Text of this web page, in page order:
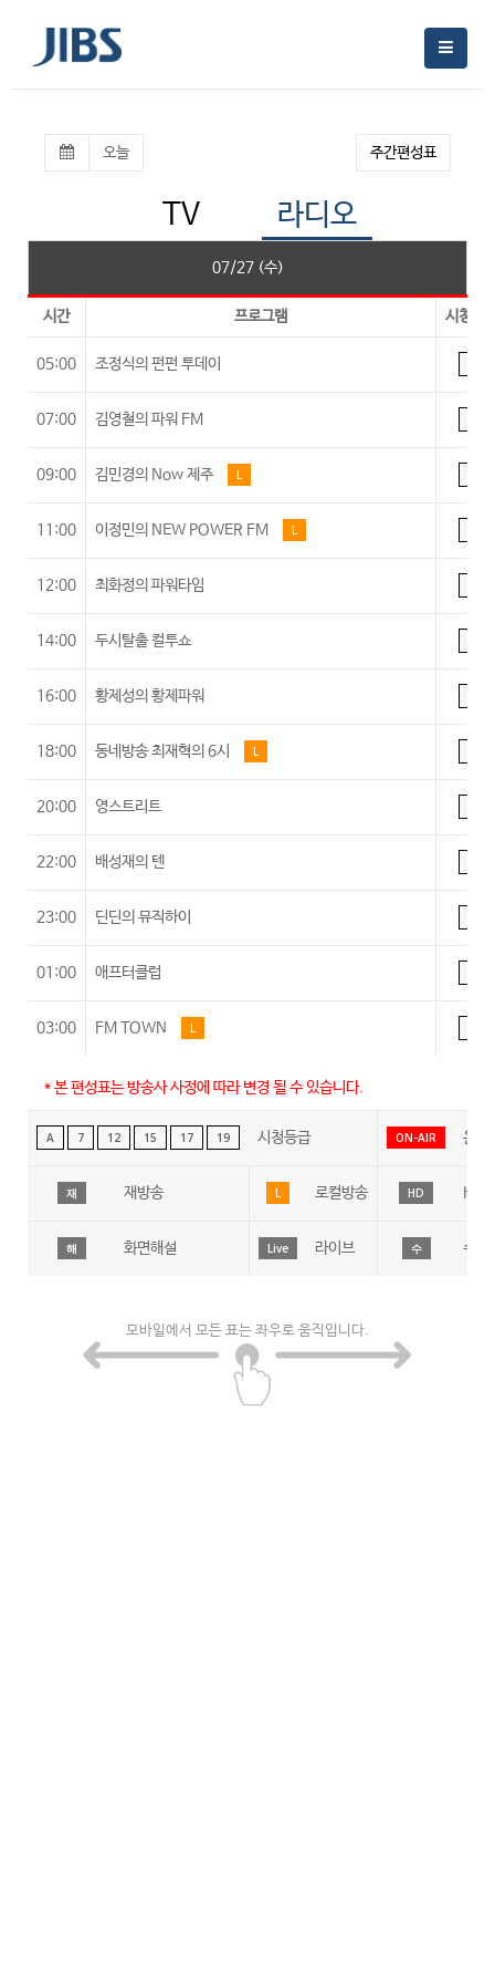
오늘
TV 라디오
주간편성표
07/27 (수)
시간 프로그램 시청등
05:00 조정식의 펀펀 투데이
07:00 김영철의 파워 FM
09:00 김민경의 Now 제주 L
11:00 이정민의 NEW POWER FM L
12:00 최화정의 파워타임
14:00 두시탈출 컬투쇼
16:00 황제성의 황제파워
18:00 동네방송 최재혁의 6시 L
20:00 영스트리트
22:00 배성재의 텐
23:00 딘딘의 뮤직하이
01:00 애프터클럽
03:00 FM TOWN L
* 본 편성표는 방송사 사정에 따라 변경 될 수 있습니다.
A 7 12 15 17 19 시청등급 ON-AIR 온에
재 재방송 L 로컬방송 HD HD
해 화면해설 Live 라이브 수 수어
모바일에서 모든 표는 좌우로 움직입니다.